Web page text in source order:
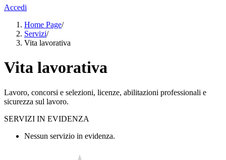
Accedi
Home Page/
Servizi/
Vita lavorativa
Vita lavorativa
Lavoro, concorsi e selezioni, licenze, abilitazioni professionali e
sicurezza sul lavoro.
SERVIZI IN EVIDENZA
Nessun servizio in evidenza.